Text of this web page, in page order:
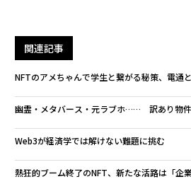
関連記事
NFTのアメちゃんで学生と繋がる秘策、電通
幽霊・メタバース・元ラブホ…… 訳あり物
Web3が経済学では解けない難題に挑む
熱狂的ブーム終了のNFT、新たな活路は「企